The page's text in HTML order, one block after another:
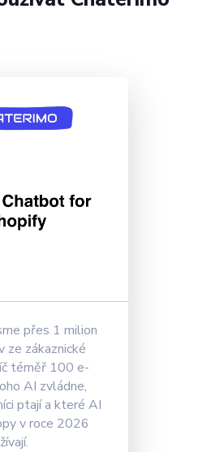
přes 1 milion
ze zákaznické
téměř 100 e-
AI zvládne,
ptají a které AI
v roce 2026